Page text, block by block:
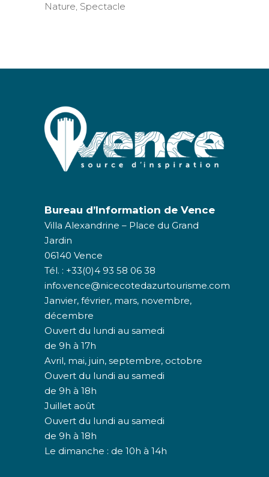
Nature, Spectacle
Bureau d’Information de Vence
Villa Alexandrine – Place du Grand
Jardin
06140 Vence
Tél. : +33(0)4 93 58 06 38
info.vence@nicecotedazurtourisme.com
Janvier, février, mars, novembre,
décembre
Ouvert du lundi au samedi
de 9h à 17h
Avril, mai, juin, septembre, octobre
Ouvert du lundi au samedi
de 9h à 18h
Juillet août
Ouvert du lundi au samedi
de 9h à 18h
Le dimanche : de 10h à 14h